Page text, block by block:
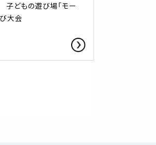
どもの遊び場「モー
大会